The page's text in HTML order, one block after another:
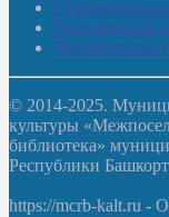
Тюльдинская
Чилибеевская
© 2014-2025.
культуры
библиотека»
Республики
https://mcrb-kalt.ru -